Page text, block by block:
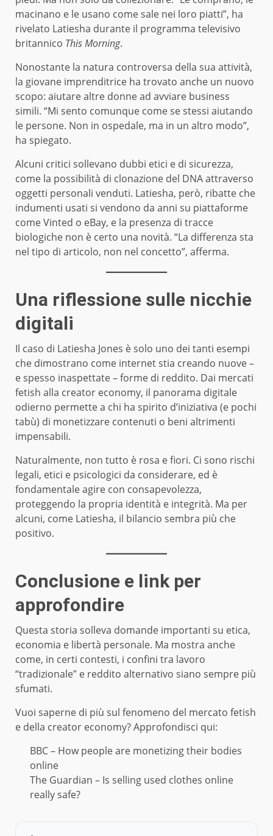
macinano e le usano come sale nei loro piatti”, ha
rivelato Latiesha durante il programma televisivo
britannico This Morning.
Nonostante la natura controversa della sua attività,
la giovane imprenditrice ha trovato anche un nuovo
scopo: aiutare altre donne ad avviare business
simili. “Mi sento comunque come se stessi aiutando
le persone. Non in ospedale, ma in un altro modo”,
ha spiegato.
Alcuni critici sollevano dubbi etici e di sicurezza,
come la possibilità di clonazione del DNA attraverso
oggetti personali venduti. Latiesha, però, ribatte che
indumenti usati si vendono da anni su piattaforme
come Vinted o eBay, e la presenza di tracce
biologiche non è certo una novità. “La differenza sta
nel tipo di articolo, non nel concetto”, afferma.
Una riflessione sulle nicchie
digitali
Il caso di Latiesha Jones è solo uno dei tanti esempi
che dimostrano come internet stia creando nuove –
e spesso inaspettate – forme di reddito. Dai mercati
fetish alla creator economy, il panorama digitale
odierno permette a chi ha spirito d’iniziativa (e pochi
tabù) di monetizzare contenuti o beni altrimenti
impensabili.
Naturalmente, non tutto è rosa e fiori. Ci sono rischi
legali, etici e psicologici da considerare, ed è
fondamentale agire con consapevolezza,
proteggendo la propria identità e integrità. Ma per
alcuni, come Latiesha, il bilancio sembra più che
positivo.
Conclusione e link per
approfondire
Questa storia solleva domande importanti su etica,
economia e libertà personale. Ma mostra anche
come, in certi contesti, i confini tra lavoro
“tradizionale” e reddito alternativo siano sempre più
sfumati.
Vuoi saperne di più sul fenomeno del mercato fetish
e della creator economy? Approfondisci qui:
BBC – How people are monetizing their bodies
online
The Guardian – Is selling used clothes online
really safe?